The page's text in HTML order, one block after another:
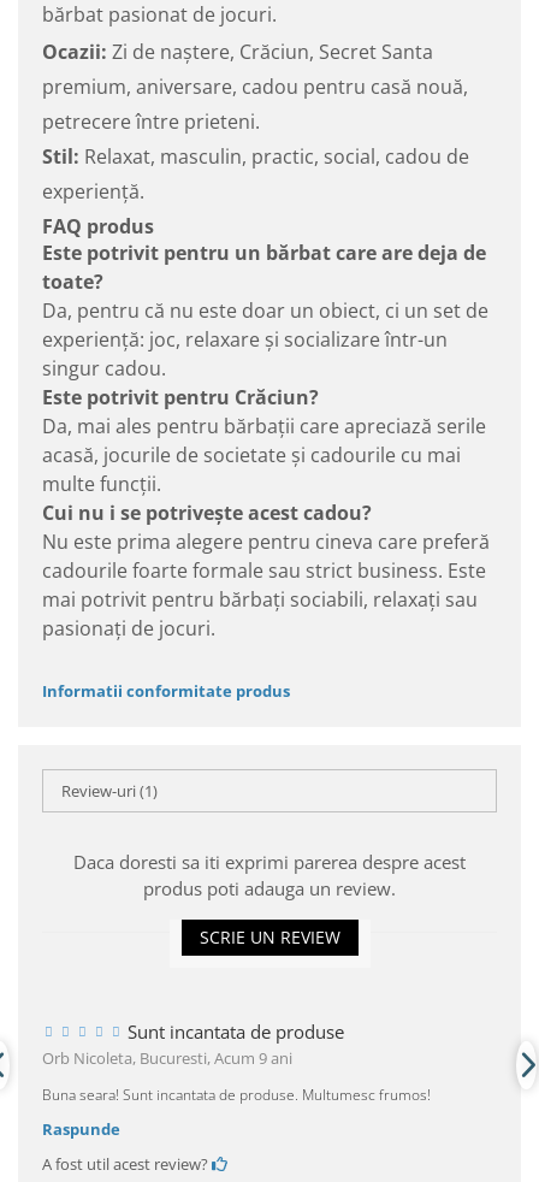
bărbat pasionat de jocuri.
Ocazii: Zi de naștere, Crăciun, Secret Santa
premium, aniversare, cadou pentru casă nouă,
petrecere între prieteni.
Stil: Relaxat, masculin, practic, social, cadou de
experiență.
FAQ produs
Este potrivit pentru un bărbat care are deja de
toate?
Da, pentru că nu este doar un obiect, ci un set de
experiență: joc, relaxare și socializare într-un
singur cadou.
Este potrivit pentru Crăciun?
Da, mai ales pentru bărbații care apreciază serile
acasă, jocurile de societate și cadourile cu mai
multe funcții.
Cui nu i se potrivește acest cadou?
Nu este prima alegere pentru cineva care preferă
cadourile foarte formale sau strict business. Este
mai potrivit pentru bărbați sociabili, relaxați sau
pasionați de jocuri.
Informatii conformitate produs
Review-uri(1)
Daca doresti sa iti exprimi parerea despre acest
produs poti adauga un review.
SCRIE UN REVIEW
Sunt incantata de produse
Orb Nicoleta, Bucuresti,Acum 9 ani
Buna seara! Sunt incantata de produse. Multumesc frumos!
Raspunde
A fost util acest review?